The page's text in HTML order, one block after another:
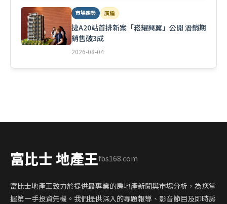
市場趨勢 廣編
捷A20站首排新案「崧耀興翼」公開 潛銷期
銷售破3成
2026-08-04
富比士 地產王fbs168.com
富比士地產王致力於提供最專業的房地產新聞與市場分析，為您掌
握第一手投資先機。我們提供深入的專題報導、影音節目及即時房